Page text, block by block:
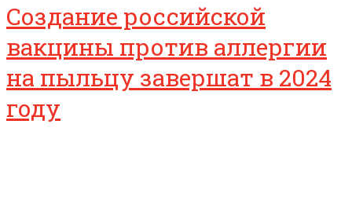
Создание российской
вакцины против аллергии
на пыльцу завершат в 2024
году